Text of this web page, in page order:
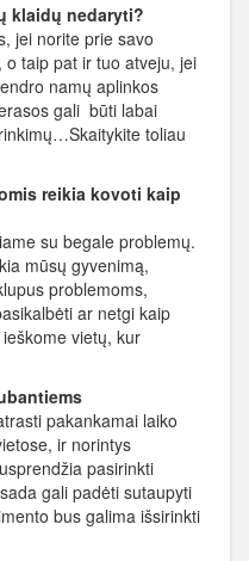
klaidų nedaryti?
jei norite prie savo
taip pat ir tuo atveju, jei
namų aplinkos
gali būti labai
toliau
reikia kovoti kaip
su begale problemų.
mūsų gyvenimą,
problemoms,
ar netgi kaip
vietų, kur
pakankamai laiko
ir norintys
pasirinkti
gali padėti sutaupyti
bus galima išsirinkti